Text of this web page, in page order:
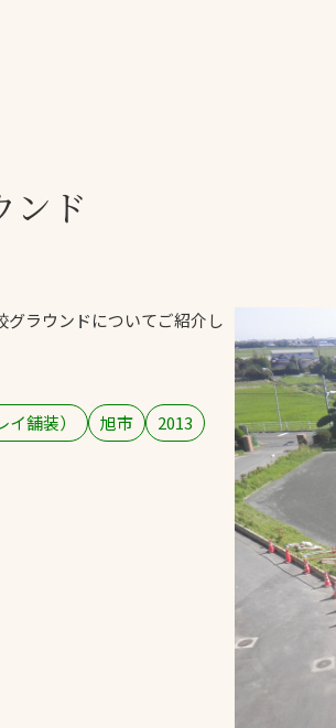
人工芝舗装
クレイ（土）舗装
施設管理
パークマネジメント
スポーツターフ（芝
ンド
グラウンドについてご紹介し
舗装） 旭市
2013